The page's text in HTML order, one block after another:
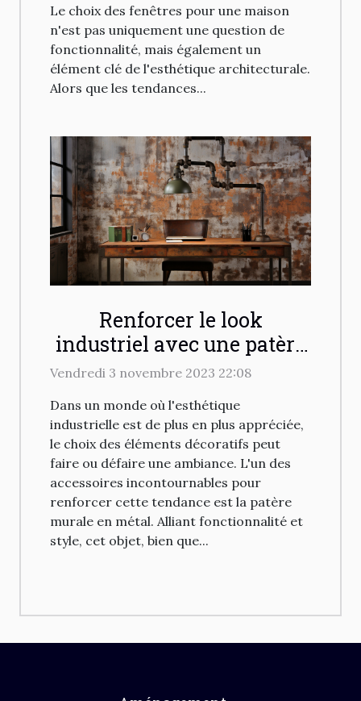
Le choix des fenêtres pour une maison
n'est pas uniquement une question de
fonctionnalité, mais également un
élément clé de l'esthétique architecturale.
Alors que les tendances...
Renforcer le look
industriel avec une patère
murale en métal
Vendredi 3 novembre 2023 22:08
Dans un monde où l'esthétique
industrielle est de plus en plus appréciée,
le choix des éléments décoratifs peut
faire ou défaire une ambiance. L'un des
accessoires incontournables pour
renforcer cette tendance est la patère
murale en métal. Alliant fonctionnalité et
style, cet objet, bien que...